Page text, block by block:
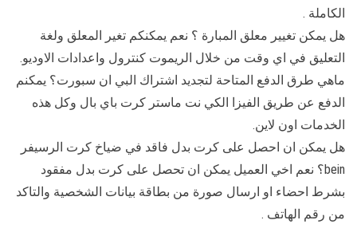
الكاملة .
هل يمكن تغيير معلق المبارة ؟ نعم يمكنكم تغير المعلق ولغة
التعليق في اي وقت من خلال الريموت كنترول واعدادات الاوديو.
ماهي طرق الدفع المتاحة لتجديد اشتراك البي ان سبورت؟ يمكنم
الدفع عن طريق الفيزا الكي نت ماستر كرت باي بال وكل هذه
الخدمات اون لاين.
هل يمكن ان احصل على كرت بدل فاقد في ضياخ كرت الرسيفر
bein؟ نعم اخي العميل يمكن ان تحصل على كرت بدل مفقود
بشرط احضاء او ارسال صورة من بطاقة بيانات الشخصية والتاكد
من رقم الهاتف .